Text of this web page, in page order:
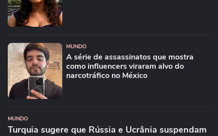
MUNDO
A série de assassinatos que mostra
como influencers viraram alvo do
narcotráfico no México
MUNDO
Turquia sugere que Rússia e Ucrânia suspendam